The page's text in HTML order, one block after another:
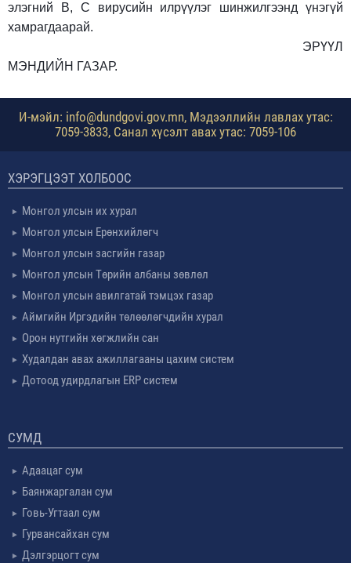
элэгний В, С вирусийн илрүүлэг шинжилгээнд үнэгүй
хамрагдаарай.
ЭРҮҮЛ
МЭНДИЙН ГАЗАР.
И-мэйл: info@dundgovi.gov.mn, Мэдээллийн лавлах утас:
7059-3833, Санал хүсэлт авах утас: 7059-106
ХЭРЭГЦЭЭТ ХОЛБООС
Монгол улсын их хурал
Монгол улсын Ерөнхийлөгч
Монгол улсын засгийн газар
Монгол улсын Төрийн албаны зөвлөл
Монгол улсын авилгатай тэмцэх газар
Аймгийн Иргэдийн төлөөлөгчдийн хурал
Орон нутгийн хөгжлийн сан
Худалдан авах ажиллагааны цахим систем
Дотоод удирдлагын ERP систем
СУМД
Адаацаг сум
Баянжаргалан сум
Говь-Угтаал сум
Гурвансайхан сум
Дэлгэрцогт сум